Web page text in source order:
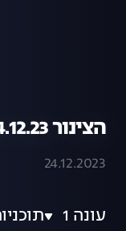
הצינור 24.12.23 - התכנית המלאה
24.12.2023
עונה 1